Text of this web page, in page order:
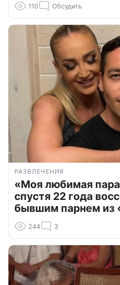
110 Обсудить
РАЗВЛЕЧЕНИЯ
«Моя любимая
спустя 22 года
бывшим парнем
244 3